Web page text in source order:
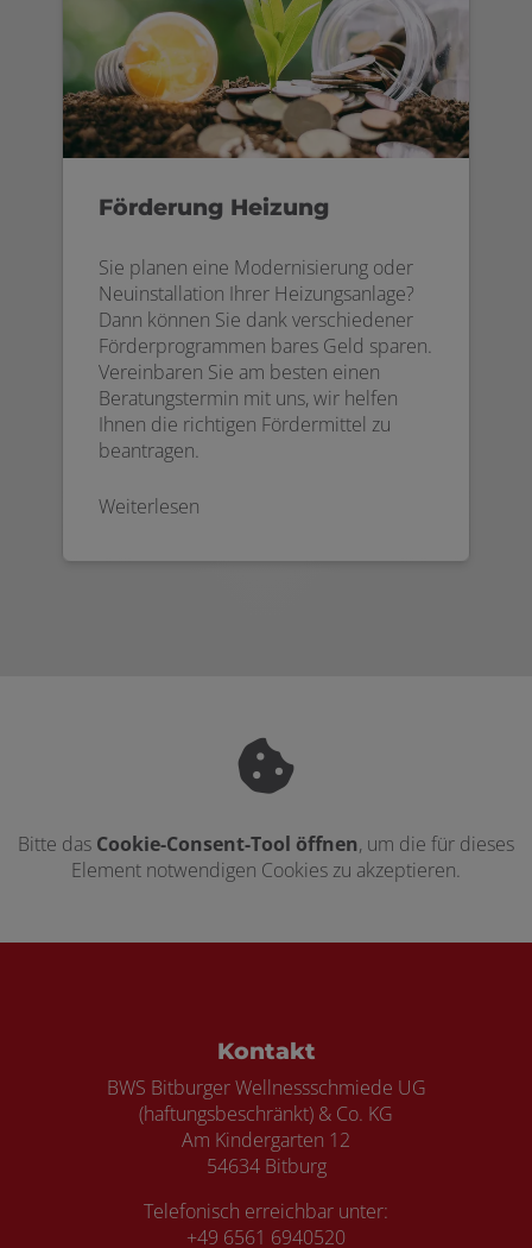
Förderung Heizung
Sie planen eine Modernisierung oder
Neuinstallation Ihrer Heizungsanlage?
Dann können Sie dank verschiedener
Förderprogrammen bares Geld sparen.
Vereinbaren Sie am besten einen
Beratungstermin mit uns, wir helfen
Ihnen die richtigen Fördermittel zu
beantragen.
Weiterlesen
Bitte das Cookie-Consent-Tool öffnen, um die für dieses
Element notwendigen Cookies zu akzeptieren.
Kontakt
BWS Bitburger Wellnessschmiede UG
(haftungsbeschränkt) & Co. KG
Am Kindergarten 12
54634 Bitburg
Telefonisch erreichbar unter:
+49 6561 6940520